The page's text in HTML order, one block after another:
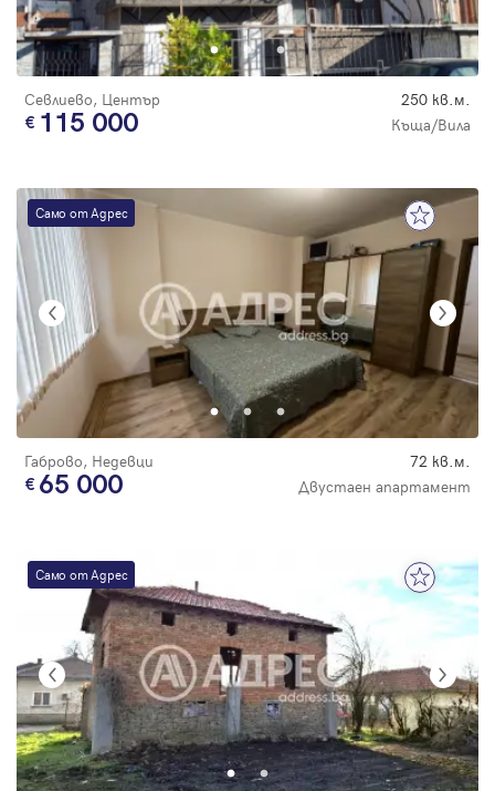
Севлиево, Център 250 кв.м.
115 000 Къща/Вила
Само от Адрес
Габрово, Недевци 72 кв.м.
65 000 Двустаен апартамент
Само от Адрес
Парола
Забравена парола